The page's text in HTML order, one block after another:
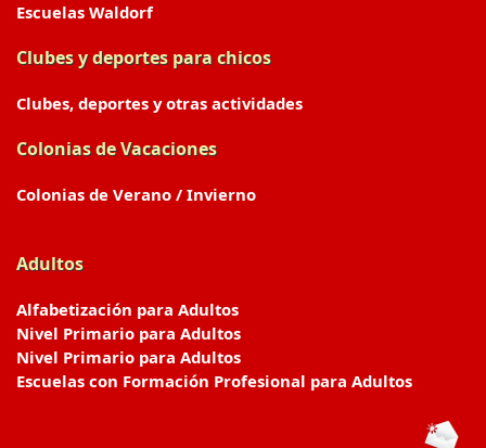
Escuelas Waldorf
Clubes y deportes para chicos
Clubes, deportes y otras actividades
Colonias de Vacaciones
Colonias de Verano / Invierno
Adultos
Alfabetización para Adultos
Nivel Primario para Adultos
Nivel Primario para Adultos
Escuelas con Formación Profesional para Adultos